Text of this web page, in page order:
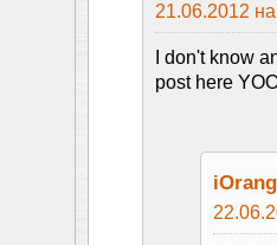
21.06.2012
I don't know
post here